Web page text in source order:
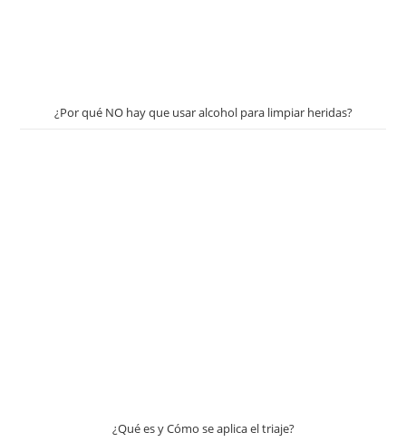
¿Por qué NO hay que usar alcohol para limpiar heridas?
¿Qué es y Cómo se aplica el triaje?